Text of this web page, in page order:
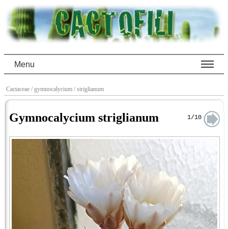
Menu
Cactaceae / gymnocalycium / striglianum
Gymnocalycium striglianum 1/10